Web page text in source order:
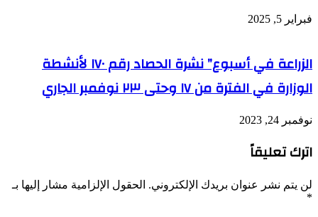
فبراير 5, 2025
الزراعة في أسبوع” نشرة الحصاد رقم ١٧٠ لأنشطة
الوزارة في الفترة من ١٧ وحتى ٢٣ نوفمبر الجاري
نوفمبر 24, 2023
اترك تعليقاً
لن يتم نشر عنوان بريدك الإلكتروني. الحقول الإلزامية مشار إليها بـ
*